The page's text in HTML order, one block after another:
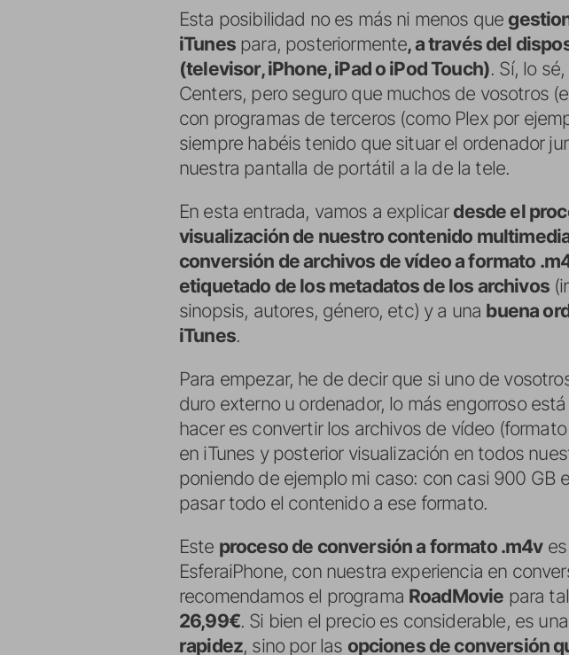
Esta posibilidad no es más ni menos que
iTunespara, posteriormente, a través del
(televisor, iPhone, iPad o iPod Touch). Sí, lo
Centers, pero seguro que muchos de vosotros
con programas de terceros (como Plex por
siempre habéis tenido que situar el ordenador
nuestra pantalla de portátil a la de la tele.
En esta entrada, vamos a explicar desde el
visualización de nuestro contenido
conversión de archivos de vídeo a formato
etiquetado de los metadatos de los archivos
sinopsis, autores, género, etc) y a una buena
iTunes.
Para empezar, he de decir que si uno de
duro externo u ordenador, lo más engorroso
hacer es convertir los archivos de vídeo
en iTunes y posterior visualización en todos
poniendo de ejemplo mi caso: con casi 900 GB
pasar todo el contenido a ese formato.
Este proceso de conversión a formato .m4ves
EsferaiPhone, con nuestra experiencia en
recomendamos el programa RoadMovie para
26,99€. Si bien el precio es considerable, es
rapidez, sino por las opciones de conversión